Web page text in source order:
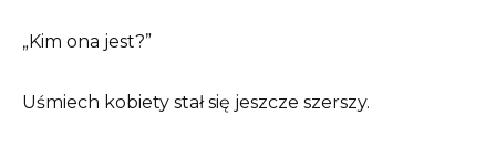
„Kim ona jest?”
Uśmiech kobiety stał się jeszcze szerszy.